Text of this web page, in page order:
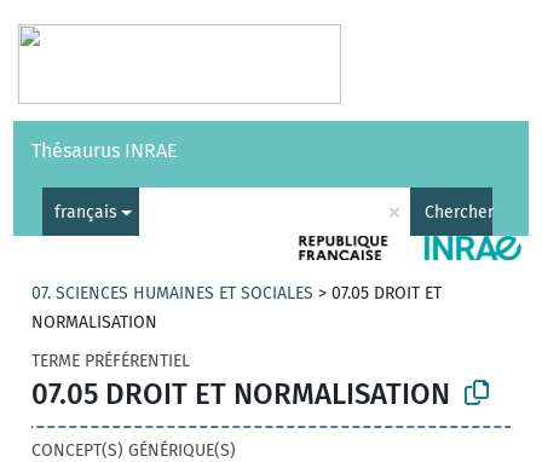
Vocabulaires API
Thésaurus INRAE
français × Chercher
07. SCIENCES HUMAINES ET SOCIALES >07.05 DROIT ET
NORMALISATION
TERME PRÉFÉRENTIEL
07.05 DROIT ET NORMALISATION
CONCEPT(S) GÉNÉRIQUE(S)